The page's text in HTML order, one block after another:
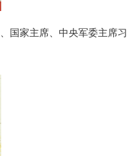
国家主席、中央军委主席习